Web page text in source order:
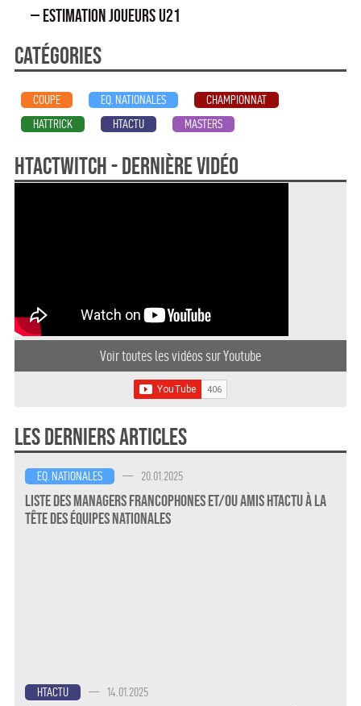
— Estimation joueurs U21
Catégories
COUPE EQ. NATIONALES
CHAMPIONNAT
HATTRICK
HTACTU MASTERS
HTActwitch - dernière vidéo
Voir toutes les vidéos sur Youtube
Les derniers articles
EQ. NATIONALES — 20.01.2025
Liste des Managers Francophones et/ou amis HTActu à la
Tête des Équipes Nationales
HTACTU — 14.01.2025